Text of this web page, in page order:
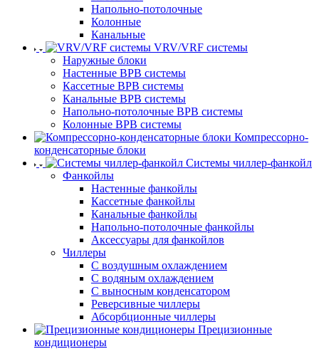
Напольно-потолочные
Колонные
Канальные
VRV/VRF системы
Наружные блоки
Настенные ВРВ системы
Кассетные ВРВ системы
Канальные ВРВ системы
Напольно-потолочные ВРВ системы
Колонные ВРВ системы
Компрессорно-
конденсаторные блоки
Системы чиллер-фанкойл
Фанкойлы
Настенные фанкойлы
Кассетные фанкойлы
Канальные фанкойлы
Напольно-потолочные фанкойлы
Аксессуары для фанкойлов
Чиллеры
С воздушным охлаждением
С водяным охлаждением
С выносным конденсатором
Реверсивные чиллеры
Абсорбционные чиллеры
Прецизионные
кондиционеры